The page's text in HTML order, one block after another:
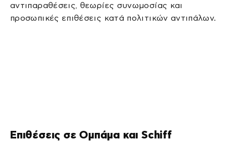
αντιπαραθέσεις, θεωρίες συνωμοσίας και
προσωπικές επιθέσεις κατά πολιτικών αντιπάλων.
Επιθέσεις σε Ομπάμα και Schiff